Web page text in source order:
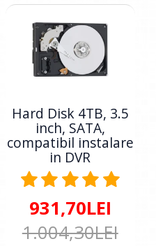
Hard Disk 4TB, 3.5
inch, SATA,
compatibil instalare
in DVR
931,70LEI
1.004,30LEI